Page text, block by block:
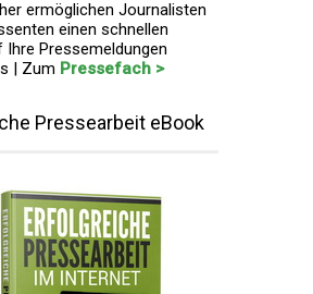
ermöglichen Journalisten
einen schnellen
Pressemeldungen
| Zum Pressefach >
Pressearbeit eBook